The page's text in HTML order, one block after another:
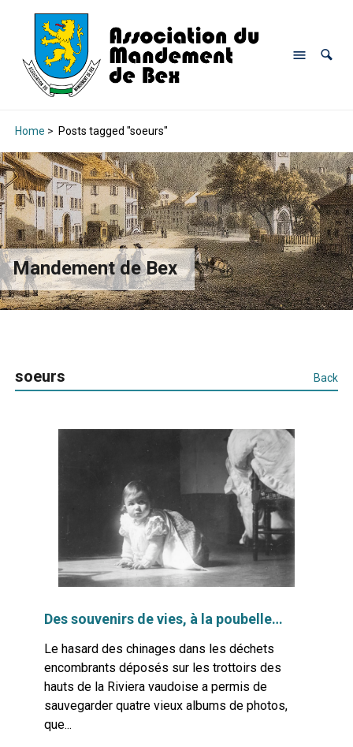
Home > Posts tagged "soeurs"
Mandement de Bex
soeurs Back
Des souvenirs de vies, à la poubelle…
Le hasard des chinages dans les déchets
encombrants déposés sur les trottoirs des
hauts de la Riviera vaudoise a permis de
sauvegarder quatre vieux albums de photos,
que...